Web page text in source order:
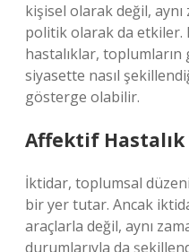
kişisel olarak değil,
politik olarak da etkiler.
hastalıklar,
siyasette nasıl
gösterge olabilir.
Affektif
İktidar, toplumsal
bir yer tutar. Ancak
araçlarla değil, aynı
durumlarıyla da